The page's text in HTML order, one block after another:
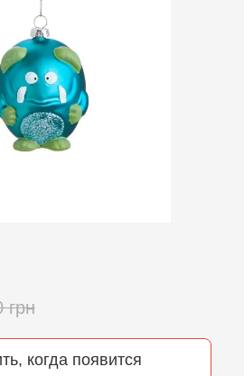
грн
когда появится